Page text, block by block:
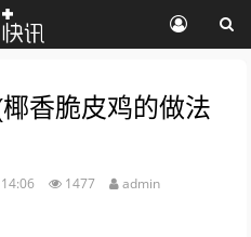
香脆皮鸡的做法
1477 admin